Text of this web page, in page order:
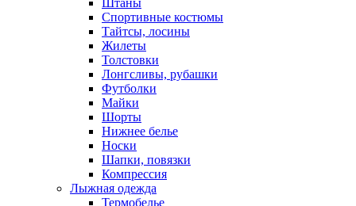
Штаны
Спортивные костюмы
Тайтсы, лосины
Жилеты
Толстовки
Лонгсливы, рубашки
Футболки
Майки
Шорты
Нижнее белье
Носки
Шапки, повязки
Компрессия
Лыжная одежда
Термобелье